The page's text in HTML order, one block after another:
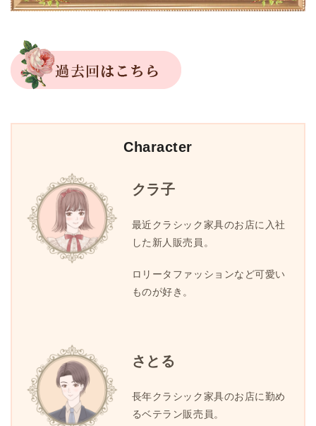
Character
クラ子
最近クラシック家具のお店に入社
した新人販売員。
ロリータファッションなど可愛い
ものが好き。
さとる
長年クラシック家具のお店に勤め
るベテラン販売員。